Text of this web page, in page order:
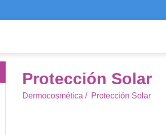
Protección Solar
Dermocosmética / Protección Solar